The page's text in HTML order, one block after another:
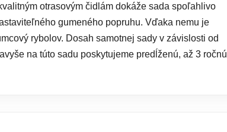
otrasovým čidlám dokáže sada spoľahlivo
gumeného popruhu. Vďaka nemu je
rybolov. Dosah samotnej sady v závislosti od
na túto sadu poskytujeme predĺženú, až 3 ročnú